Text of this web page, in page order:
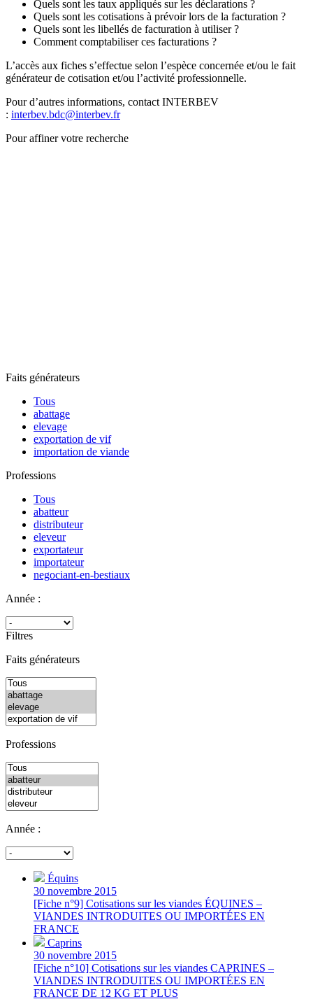
Quels sont les taux appliqués sur les déclarations ?
Quels sont les cotisations à prévoir lors de la facturation ?
Quels sont les libellés de facturation à utiliser ?
Comment comptabiliser ces facturations ?
L’accès aux fiches s’effectue selon l’espèce concernée et/ou le fait
générateur de cotisation et/ou l’activité professionnelle.
Pour d’autres informations, contact INTERBEV
: interbev.bdc@interbev.fr
Pour affiner votre recherche
Faits générateurs
Tous
abattage
elevage
exportation de vif
importation de viande
Professions
Tous
abatteur
distributeur
eleveur
exportateur
importateur
negociant-en-bestiaux
Année :
Filtres
Faits générateurs
Professions
Année :
Équins
30 novembre 2015
[Fiche n°9] Cotisations sur les viandes ÉQUINES –
VIANDES INTRODUITES OU IMPORTÉES EN
FRANCE
Caprins
30 novembre 2015
[Fiche n°10] Cotisations sur les viandes CAPRINES –
VIANDES INTRODUITES OU IMPORTÉES EN
FRANCE DE 12 KG ET PLUS